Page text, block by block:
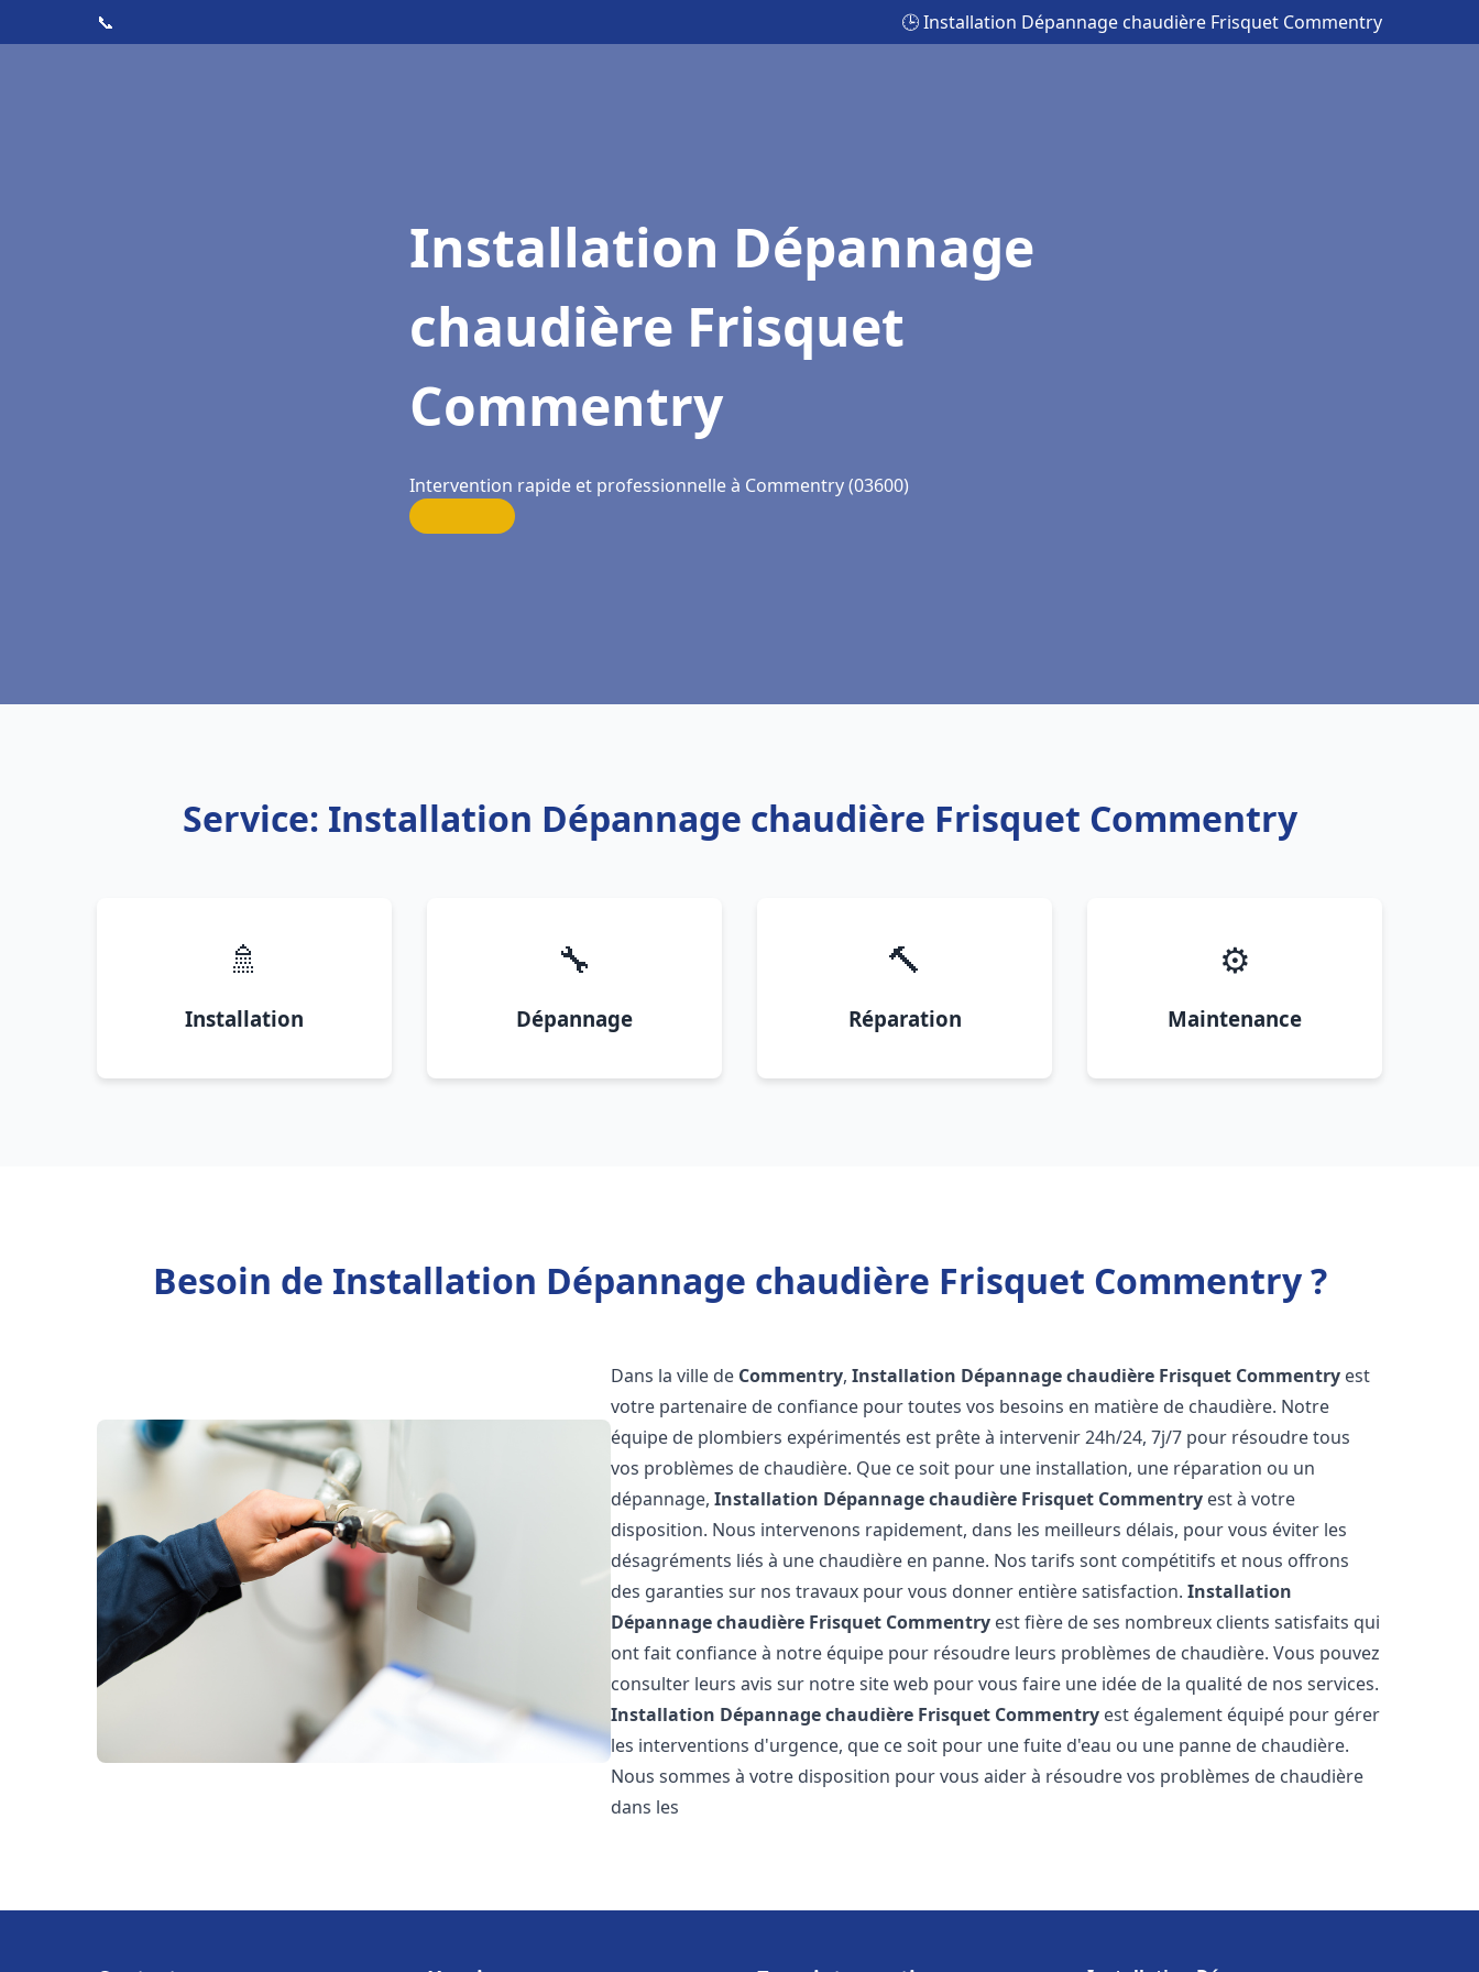
📞 🕒 Installation Dépannage chaudière Frisquet Commentry
Installation Dépannage
chaudière Frisquet
Commentry
Intervention rapide et professionnelle à Commentry (03600)
Service: Installation Dépannage chaudière Frisquet Commentry
🚿
Installation
🔧
Dépannage
🔨
Réparation
⚙️
Maintenance
Besoin de Installation Dépannage chaudière Frisquet Commentry ?
Dans la ville de Commentry,Installation Dépannage chaudière Frisquet Commentry est
votre partenaire de confiance pour toutes vos besoins en matière de chaudière. Notre
équipe de plombiers expérimentés est prête à intervenir 24h/24, 7j/7 pour résoudre tous
vos problèmes de chaudière. Que ce soit pour une installation, une réparation ou un
dépannage,Installation Dépannage chaudière Frisquet Commentry est à votre
disposition. Nous intervenons rapidement, dans les meilleurs délais, pour vous éviter les
désagréments liés à une chaudière en panne. Nos tarifs sont compétitifs et nous offrons
des garanties sur nos travaux pour vous donner entière satisfaction.Installation
Dépannage chaudière Frisquet Commentry est fière de ses nombreux clients satisfaits qui
ont fait confiance à notre équipe pour résoudre leurs problèmes de chaudière. Vous pouvez
consulter leurs avis sur notre site web pour vous faire une idée de la qualité de nos services.
Installation Dépannage chaudière Frisquet Commentry est également équipé pour gérer
les interventions d'urgence, que ce soit pour une fuite d'eau ou une panne de chaudière.
Nous sommes à votre disposition pour vous aider à résoudre vos problèmes de chaudière
dans les